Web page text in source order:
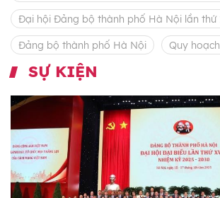
Đại hội Đảng bộ thành phố Hà Nội lần thứ
Đảng bộ thành phố Hà Nội Quy
SỰ KIỆN